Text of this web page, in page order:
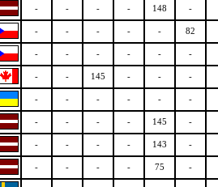
- - - - 148 -
- - - - - 82
- - - - - -
- - 145 - - -
- - - - - -
- - - - 145 -
- - - - 143 -
- - - - 75 -